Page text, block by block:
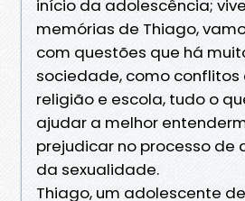
início da adolescência;
memórias de Thiago,
com questões que há
sociedade, como conflitos
religião e escola, tudo o
ajudar a melhor
prejudicar no processo de
da sexualidade.
Thiago, um adolescente de